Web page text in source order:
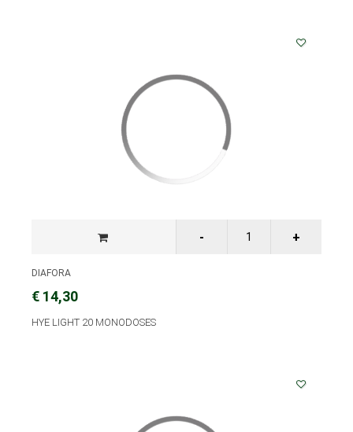
DIAFORA
€ 14,30
HYE LIGHT 20 MONODOSES